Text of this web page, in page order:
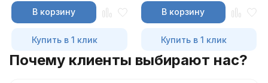
В корзину
Купить в 1 клик
В корзину
Купить в 1 клик
Почему клиенты выбирают нас?